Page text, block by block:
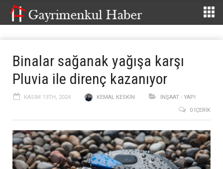
Binalar sağanak yağışa karşı
Pluvia ile direnç kazanıyor
KASIM 13TH, 2024 KEMAL KESKIN
İNŞAAT - YAPI
0 İÇERIK